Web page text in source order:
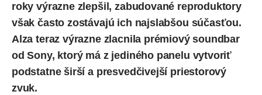
roky výrazne zlepšil, zabudované reproduktory
však často zostávajú ich najslabšou súčasťou.
Alza teraz výrazne zlacnila prémiový soundbar
od Sony, ktorý má z jediného panelu vytvoriť
podstatne širší a presvedčivejší priestorový
zvuk.